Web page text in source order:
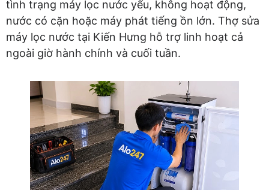
tình trạng máy lọc nước yếu, không hoạt động,
nước có cặn hoặc máy phát tiếng ồn lớn. Thợ sửa
máy lọc nước tại Kiến Hưng hỗ trợ linh hoạt cả
ngoài giờ hành chính và cuối tuần.